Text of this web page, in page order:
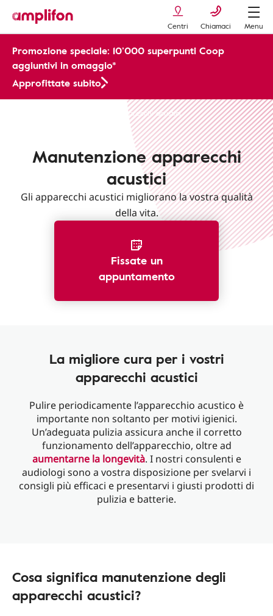
Centri Chiamaci Menu
Promozione speciale: 10’000 superpunti Coop
aggiuntivi in omaggio*
Approfittate subito
Cura apparecchi acustici
Manutenzione apparecchi
acustici
Gli apparecchi acustici migliorano la vostra qualità
della vita.
Fissate un
appuntamento
La migliore cura per i vostri
apparecchi acustici
Pulire periodicamente l’apparecchio acustico è
importante non soltanto per motivi igienici.
Un’adeguata pulizia assicura anche il corretto
funzionamento dell’apparecchio, oltre ad
aumentarne la longevità. I nostri consulenti e
audiologi sono a vostra disposizione per svelarvi i
consigli più efficaci e presentarvi i giusti prodotti di
pulizia e batterie.
Cosa significa manutenzione degli
apparecchi acustici?